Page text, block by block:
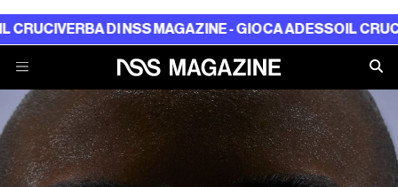
DI NSS MAGAZINE - GIOCA ADESSOIL